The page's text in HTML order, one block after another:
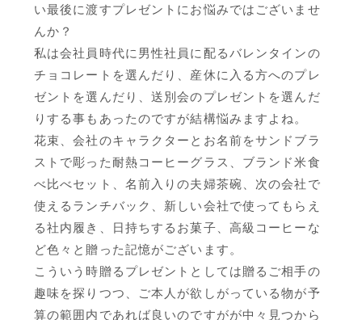
い最後に渡すプレゼントにお悩みではございませ
んか？
私は会社員時代に男性社員に配るバレンタインの
チョコレートを選んだり、産休に入る方へのプレ
ゼントを選んだり、送別会のプレゼントを選んだ
りする事もあったのですが結構悩みますよね。
花束、会社のキャラクターとお名前をサンドブラ
ストで彫った耐熱コーヒーグラス、ブランド米食
べ比べセット、名前入りの夫婦茶碗、次の会社で
使えるランチバック、新しい会社で使ってもらえ
る社内履き、日持ちするお菓子、高級コーヒーな
ど色々と贈った記憶がございます。
こういう時贈るプレゼントとしては贈るご相手の
趣味を探りつつ、ご本人が欲しがっている物が予
算の範囲内であれば良いのですがが中々見つから